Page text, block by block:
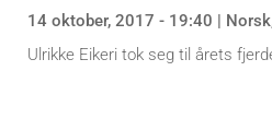
14 oktober, 2017 - 19:40 Norsk
Ulrikke Eikeri tok seg til årets